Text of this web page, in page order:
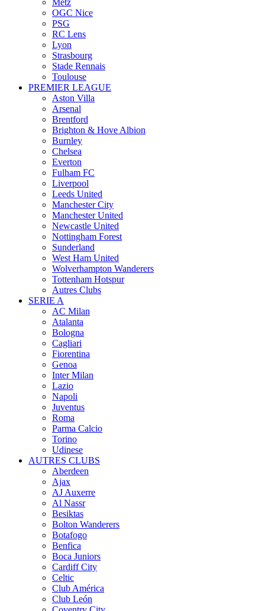
Metz
OGC Nice
PSG
RC Lens
Lyon
Strasbourg
Stade Rennais
Toulouse
PREMIER LEAGUE
Aston Villa
Arsenal
Brentford
Brighton & Hove Albion
Burnley
Chelsea
Everton
Fulham FC
Liverpool
Leeds United
Manchester City
Manchester United
Newcastle United
Nottingham Forest
Sunderland
West Ham United
Wolverhampton Wanderers
Tottenham Hotspur
Autres Clubs
SERIE A
AC Milan
Atalanta
Bologna
Cagliari
Fiorentina
Genoa
Inter Milan
Lazio
Napoli
Juventus
Roma
Parma Calcio
Torino
Udinese
AUTRES CLUBS
Aberdeen
Ajax
AJ Auxerre
Al Nassr
Besiktas
Bolton Wanderers
Botafogo
Benfica
Boca Juniors
Cardiff City
Celtic
Club América
Club León